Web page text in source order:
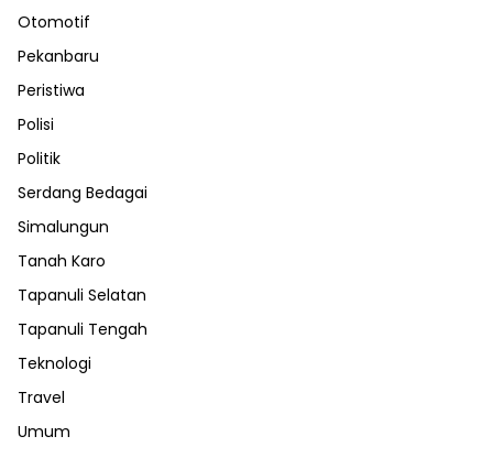
Otomotif
Pekanbaru
Peristiwa
Polisi
Politik
Serdang Bedagai
Simalungun
Tanah Karo
Tapanuli Selatan
Tapanuli Tengah
Teknologi
Travel
Umum